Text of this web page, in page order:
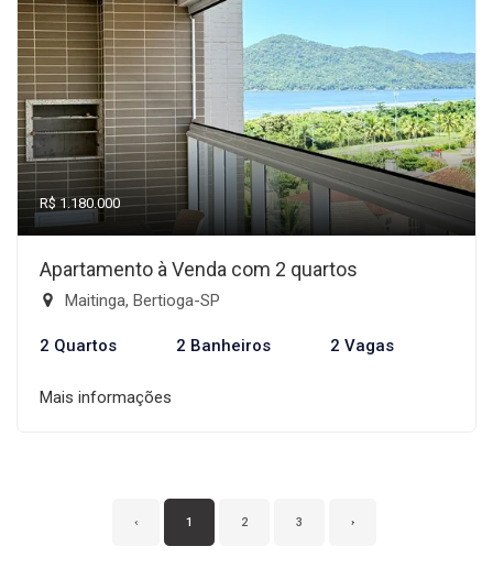
R$ 1.180.000
Apartamento à Venda com 2 quartos
Maitinga, Bertioga-SP
2 Quartos 2 Banheiros 2 Vagas
Mais informações
‹ 1 2 3 ›